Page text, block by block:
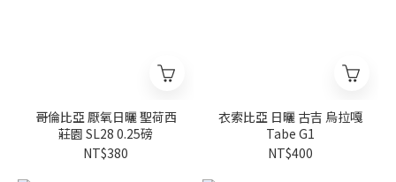
哥倫比亞 厭氧日曬 聖荷西
莊園 SL28 0.25磅
NT$380
衣索比亞 日曬 古吉 烏拉嘎
Tabe G1
NT$400